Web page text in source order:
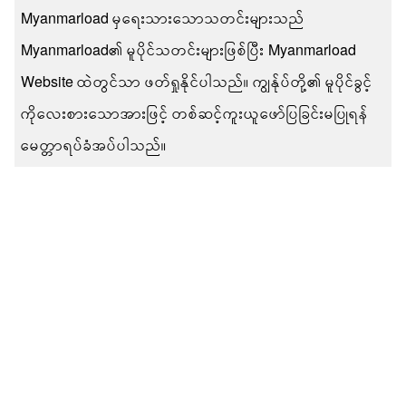
Myanmarload မှရေးသားသောသတင်းများသည်
Myanmarload၏ မူပိုင်သတင်းများဖြစ်ပြီး Myanmarload
Website ထဲတွင်သာ ဖတ်ရှုနိုင်ပါသည်။ ကျွန်ုပ်တို့၏ မူပိုင်ခွင့်
ကိုလေးစားသောအားဖြင့် တစ်ဆင့်ကူးယူဖော်ပြခြင်းမပြုရန်
မေတ္တာရပ်ခံအပ်ပါသည်။